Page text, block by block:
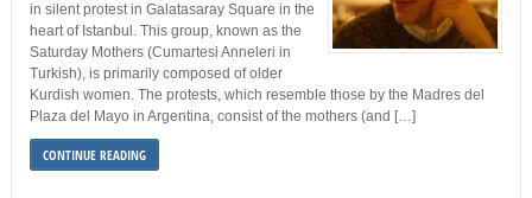
in silent protest in Galatasaray Square in the
heart of Istanbul. This group, known as the
Saturday Mothers (Cumartesi Anneleri in
Turkish), is primarily composed of older
Kurdish women. The protests, which resemble those by the Madres del
Plaza del Mayo in Argentina, consist of the mothers (and […]
CONTINUE READING